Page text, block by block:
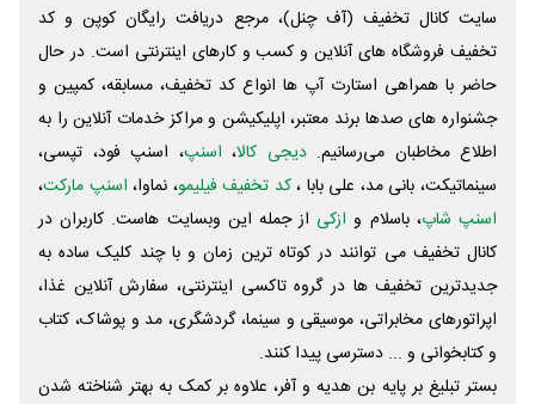
سایت کانال تخفیف (آف چنل)، مرجع دریافت رایگان کوپن و کد
تخفیف فروشگاه های آنلاین و کسب و‌ کارهای اینترنتی است. در حال
حاضر با همراهی استارت آپ ها انواع کد تخفیف، مسابقه، کمپین و
جشنواره های صدها برند معتبر، اپلیکیشن و مراکز خدمات آنلاین را به
اطلاع مخاطبان می‌رسانیم. دیجی کالا، اسنپ، اسنپ فود، تپسی،
سینماتیکت، بانی مد، علی‌ بابا ،کد تخفیف فیلیمو، نماوا، اسنپ مارکت،
اسنپ شاپ، باسلام و ازکی از جمله این وبسایت ‌هاست. کاربران در
کانال تخفیف می توانند در کوتاه ترین زمان و با چند کلیک ساده به
جدیدترین تخفیف ها در گروه تاکسی اینترنتی، سفارش آنلاین غذا،
اپراتورهای مخابراتی، موسیقی و سینما، گردشگری، مد و پوشاک، کتاب
و کتابخوانی و ... دسترسی پیدا کنند.
بستر تبلیغ بر پایه بن هدیه و آفر، علاوه بر کمک به بهتر شناخته شدن